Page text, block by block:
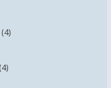
4товара
44